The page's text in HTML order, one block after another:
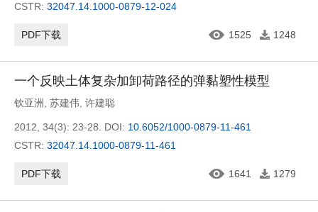
CSTR: 32047.14.1000-0879-12-024
PDF下载 1525 1248
一个反映土体复杂加卸荷路径的弹黏塑性模型
钦亚洲 苏建伟 许建聪
2012, 34(3): 23-28. DOI: 10.6052/1000-0879-11-461
CSTR: 32047.14.1000-0879-11-461
PDF下载 1641 1279